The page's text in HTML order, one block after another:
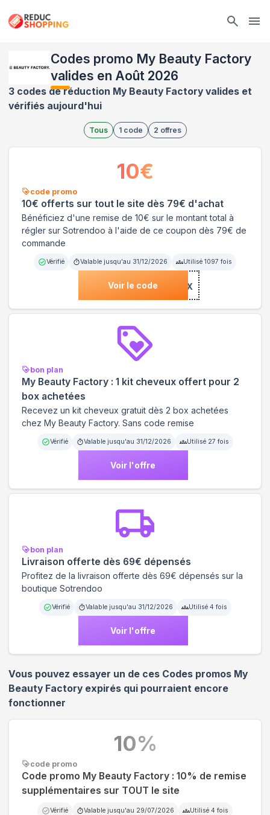
Codes promo My Beauty Factory
valides en Août 2026
3 codes de réduction My Beauty Factory valides et
vérifiés aujourd'hui
Tous 1 code 2 offres
code promo
10€ offerts sur tout le site dès 79€ d'achat
Bénéficiez d'une remise de 10€ sur le montant total à
régler sur Sotrendoo à l'aide de ce coupon dès 79€ de
commande
Vérifié Valable jusqu'au 31/12/2026 Utilisé 1097 fois
Voir le code ***BOX
10€
bon plan
My Beauty Factory : 1 kit cheveux offert pour 2
box achetées
Recevez un kit cheveux gratuit dès 2 box achetées
chez My Beauty Factory. Sans code remise
Vérifié Valable jusqu'au 31/12/2026 Utilisé 27 fois
Voir l'offre
bon plan
Livraison offerte dès 69€ dépensés
Profitez de la livraison offerte dès 69€ dépensés sur la
boutique Sotrendoo
Vérifié Valable jusqu'au 31/12/2026 Utilisé 4 fois
Voir l'offre
Vous pouvez essayer un de ces Codes promos My
Beauty Factory expirés qui pourraient encore
fonctionner
code promo
Code promo My Beauty Factory : 10% de remise
supplémentaires sur TOUT le site
Vérifié Valable jusqu'au 29/07/2026 Utilisé 4 fois
10%